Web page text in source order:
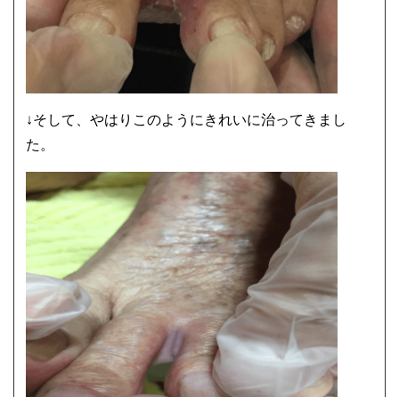
↓そして、やはりこのようにきれいに治ってきまし
た。